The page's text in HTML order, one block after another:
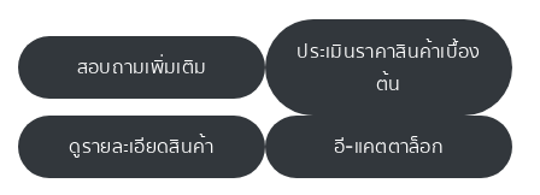
สอบถามเพิ่มเติม
ประเมินราคาสินค้าเบื้อง
ต้น
ดูรายละเอียดสินค้า อี-แคตตาล็อก